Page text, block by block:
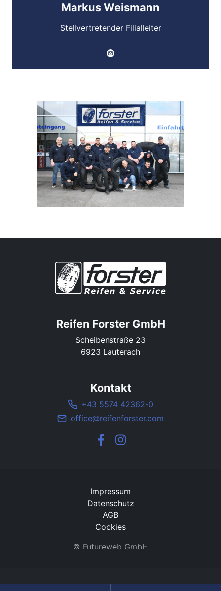
Markus Weismann
Stellvertretender Filialleiter
Reifen Forster GmbH
Scheibenstraße 23
6923 Lauterach
Kontakt
+43 5574 42362-0
office@reifenforster.com
Impressum
Datenschutz
AGB
Cookies
© Futureweb GmbH